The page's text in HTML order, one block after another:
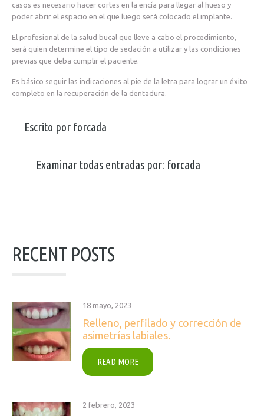
casos es necesario hacer cortes en la encía para llegar al hueso y
poder abrir el espacio en el que luego será colocado el implante.
El profesional de la salud bucal que lleve a cabo el procedimiento,
será quien determine el tipo de sedación a utilizar y las condiciones
previas que deba cumplir el paciente.
Es básico seguir las indicaciones al pie de la letra para lograr un éxito
completo en la recuperación de la dentadura.
Escrito por forcada
Examinar todas entradas por: forcada
RECENT POSTS
18 mayo, 2023
Relleno, perfilado y corrección de
asimetrías labiales.
READ MORE
2 febrero, 2023